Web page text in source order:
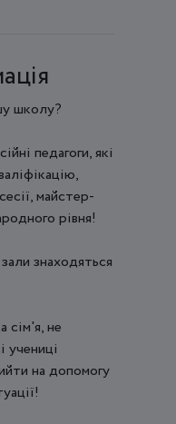
школу?
педагоги, які
майстер-
рівня!
знаходяться
сім'я, не
учениці
на допомогу